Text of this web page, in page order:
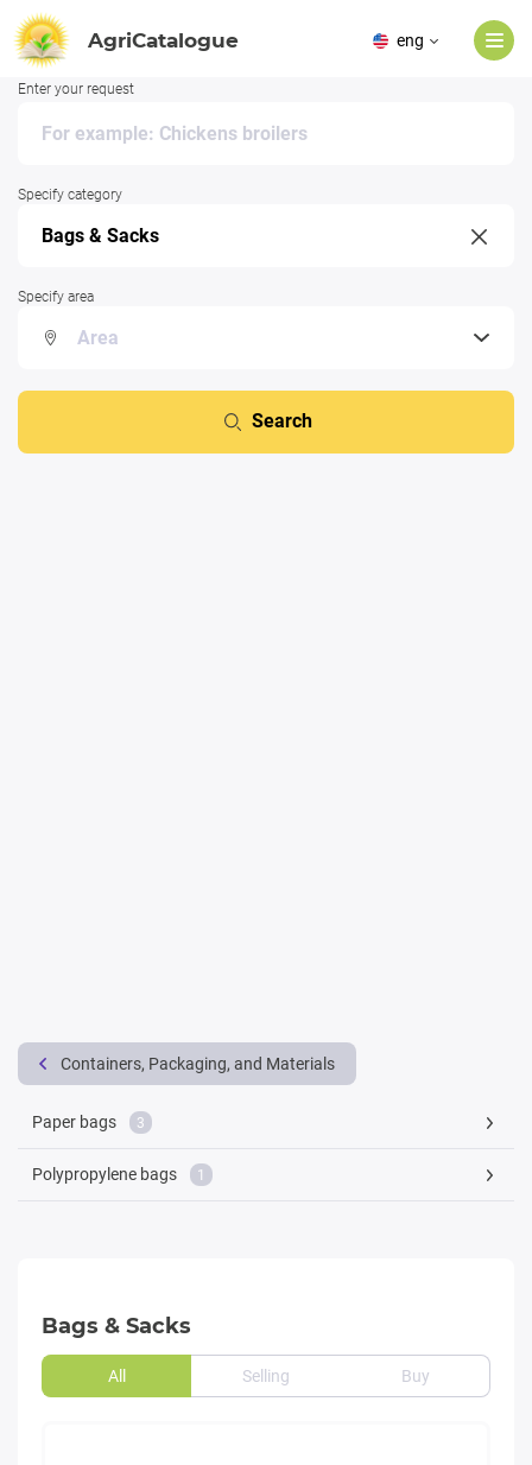
AgriCatalogue eng
Enter your request
Specify category
Specify area
Search
Containers, Packaging, and Materials
Paper bags 3
Polypropylene bags 1
Bags & Sacks
All Selling Buy